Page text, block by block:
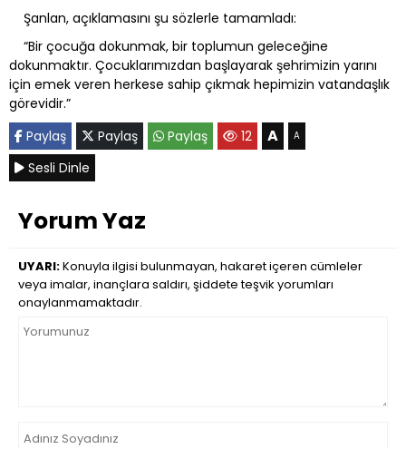
Şanlan, açıklamasını şu sözlerle tamamladı:
“Bir çocuğa dokunmak, bir toplumun geleceğine
dokunmaktır. Çocuklarımızdan başlayarak şehrimizin yarını
için emek veren herkese sahip çıkmak hepimizin vatandaşlık
görevidir.”
Paylaş
Paylaş Paylaş 12 A A
Sesli Dinle
Yorum Yaz
UYARI:Konuyla ilgisi bulunmayan, hakaret içeren cümleler
veya imalar, inançlara saldırı, şiddete teşvik yorumları
onaylanmamaktadır.